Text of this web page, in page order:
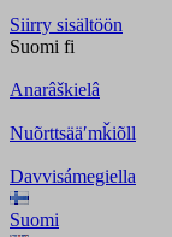
Siirry sisältöön
Suomi fi
Anarâškielâ
Nuõrttsääʹmǩiõll
Davvisámegiella
Suomi